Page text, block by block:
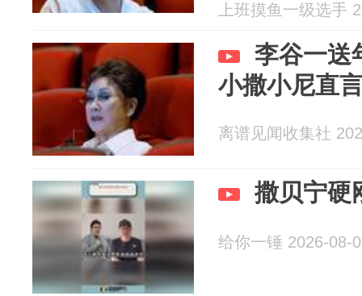
上班摸鱼一级选手
李谷一送
小撒小尼直
离谱见闻收集社
撒贝宁硬
给你一锤 2026-08-